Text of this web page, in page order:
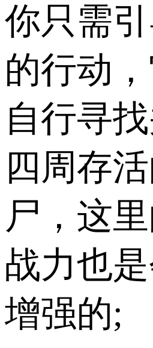
你只需
的行动
自行寻
四周存
尸，这
战力也
增强的;